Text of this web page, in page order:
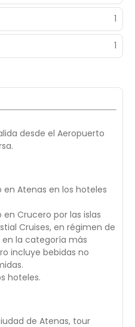
1
1
desde el Aeropuerto
Atenas en los hoteles
Crucero por las islas
Cruises, en régimen de
la categoría más
incluye bebidas no
hoteles.
de Atenas, tour